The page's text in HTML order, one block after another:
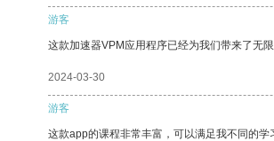
游客
这款加速器VPM应用程序已经为我们带来了无
2024-03-30
游客
这款app的课程非常丰富，可以满足我不同的学